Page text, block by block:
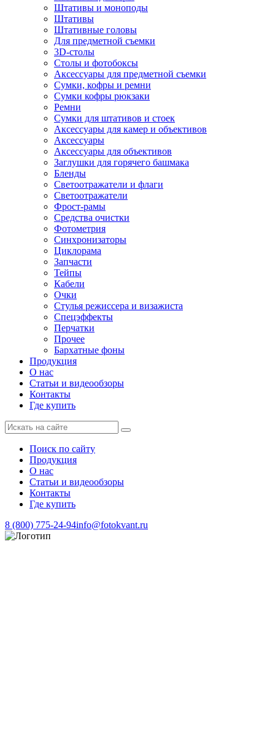
Штативы и моноподы
Штативы
Штативные головы
Для предметной съемки
3D-столы
Столы и фотобоксы
Аксессуары для предметной съемки
Сумки, кофры и ремни
Сумки кофры рюкзаки
Ремни
Сумки для штативов и стоек
Аксессуары для камер и объективов
Аксессуары
Аксессуары для объективов
Заглушки для горячего башмака
Бленды
Светоотражатели и флаги
Светоотражатели
Фрост-рамы
Средства очистки
Фотометрия
Синхронизаторы
Циклорама
Запчасти
Тейпы
Кабели
Очки
Стулья режиссера и визажиста
Спецэффекты
Перчатки
Прочее
Бархатные фоны
Продукция
О нас
Статьи и видеообзоры
Контакты
Где купить
Поиск по сайту
Продукция
О нас
Статьи и видеообзоры
Контакты
Где купить
8 (800) 775-24-94info@fotokvant.ru